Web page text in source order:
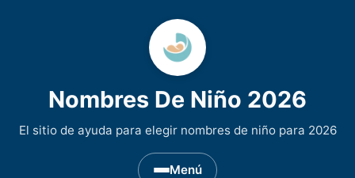
Nombres De Niño 2026
El sitio de ayuda para elegir nombres de niño para 2026
Menú